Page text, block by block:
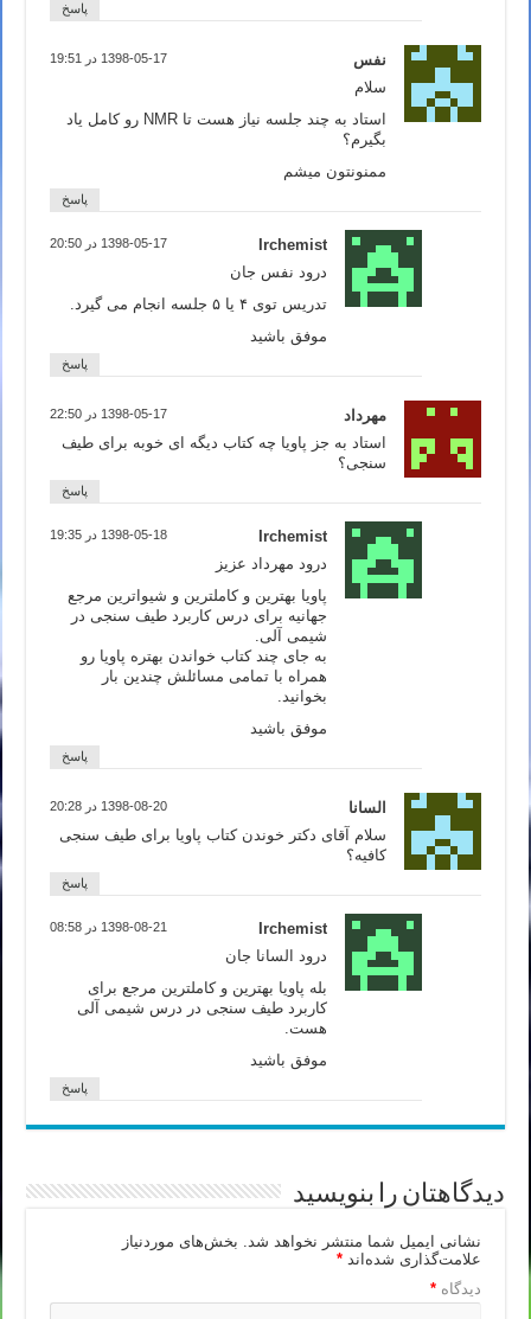
پاسخ
نفس 1398-05-17 در 19:51
سلام
استاد به چند جلسه نیاز هست تا NMR رو کامل یاد
بگیرم؟
ممنونتون میشم
پاسخ
Irchemist 1398-05-17 در 20:50
درود نفس جان
تدریس توی ۴ یا ۵ جلسه انجام می گیرد.
موفق باشید
پاسخ
مهرداد 1398-05-17 در 22:50
استاد به جز پاویا چه کتاب دیگه ای خوبه برای طیف
سنجی؟
پاسخ
Irchemist 1398-05-18 در 19:35
درود مهرداد عزیز
پاویا بهترین و کاملترین و شیواترین مرجع
جهانیه برای درس کاربرد طیف سنجی در
شیمی آلی.
به جای چند کتاب خواندن بهتره پاویا رو
همراه با تمامی مسائلش چندین بار
بخوانید.
موفق باشید
پاسخ
السانا 1398-08-20 در 20:28
سلام آقای دکتر خوندن کتاب پاویا برای طیف سنجی
کافیه؟
پاسخ
Irchemist 1398-08-21 در 08:58
درود السانا جان
بله پاویا بهترین و کاملترین مرجع برای
کاربرد طیف سنجی در درس شیمی آلی
هست.
موفق باشید
پاسخ
دیدگاهتان را بنویسید
نشانی ایمیل شما منتشر نخواهد شد. بخش‌های موردنیاز
علامت‌گذاری شده‌اند*
دیدگاه*